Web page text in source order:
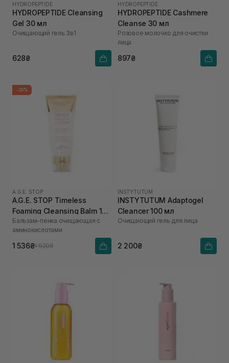
HYDROPEPTIDE
HYDROPEPTIDE Cleansing
Gel 30 мл
Очищающий гель 3в1
628₴
HYDROPEPTIDE
HYDROPEPTIDE Cashmere
Cleanse 30 мл
Розовое молочко для очистки
лица
897₴
-20%
A.G.E. STOP
A.G.E. STOP Timeless
Foaming Cleansing Balm 100
мл
Бальзам-пенка очищающая с
аминокислотами
1 536₴1 920₴
INSTYTUTUM
INSTYTUTUM Adaptogel
Cleancer 100 мл
Очищающий гель для лица
2 200₴